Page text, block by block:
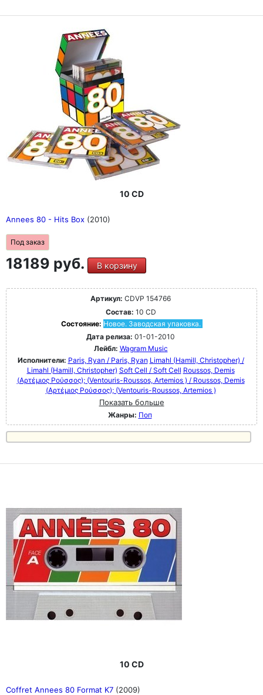
10 CD
Annees 80 - Hits Box (2010)
Под заказ
18189 руб. В корзину
Артикул: CDVP 154766
Состав: 10 CD
Состояние: Новое. Заводская упаковка.
Дата релиза: 01-01-2010
Лейбл: Wagram Music
Исполнители: Paris, Ryan / Paris, Ryan Limahl (Hamill, Christopher) /
Limahl (Hamill, Christopher) Soft Cell / Soft Cell Roussos, Demis
(Αρτέμιος Ρούσσος); (Ventouris-Roussos, Artemios ) / Roussos, Demis
(Αρτέμιος Ρούσσος); (Ventouris-Roussos, Artemios )
Показать больше
Жанры: Поп
10 CD
Coffret Annees 80 Format K7 (2009)